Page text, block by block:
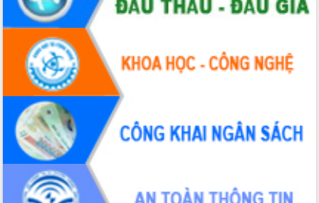
Rộn ràng lễ hội truyền thống Sông
nước Đà Nông lần thứ I năm 2026
Kỳ họp Chuyên đề lần thứ Năm, HĐND
tỉnh Đắk Lắk thông qua các nghị quyết
quan trọng
Thống nhất danh sách giới thiệu ứng
cử đại biểu Quốc hội khoá XVI và đại
biểu HĐND tỉnh Đắk Lắk, nhiệm kỳ
2026-2031
Phát động hai phong trào thi đua quan
trọng trong kỷ nguyên mới
Hội nghị lần thứ tư Ban Chỉ đạo công
tác bầu cử tỉnh Đắk Lắk